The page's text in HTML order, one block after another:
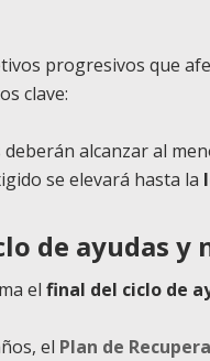
progresivos que
clave:
deberán alcanzar al
se elevará hasta la
de ayudas
el final del ciclo de
el Plan de